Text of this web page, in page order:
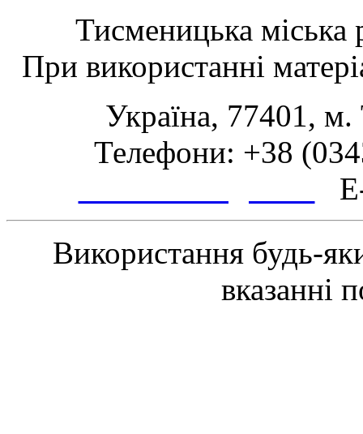
Тисменицька міська
При використанні
Україна, 77401,
Телефони: +38
Використання будь-
вказанні